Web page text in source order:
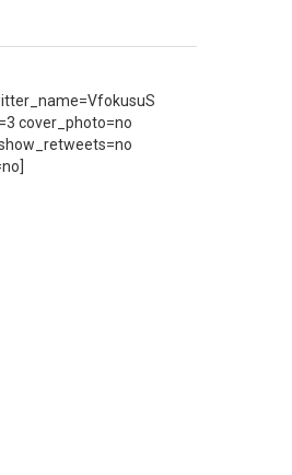
cover_photo=no